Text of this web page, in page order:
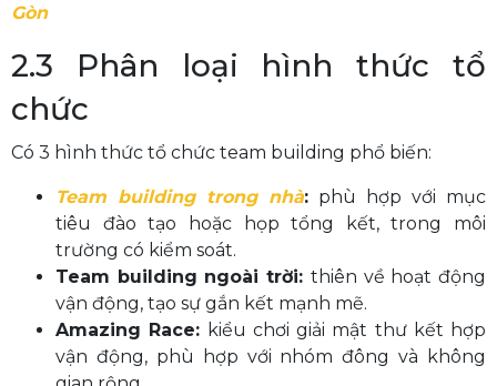
Gòn
2.3 Phân loại hình thức tổ
chức
Có 3 hình thức tổ chức team building phổ biến:
Team building trong nhà: phù hợp với mục
tiêu đào tạo hoặc họp tổng kết, trong môi
trường có kiểm soát.
Team building ngoài trời: thiên về hoạt động
vận động, tạo sự gắn kết mạnh mẽ.
Amazing Race: kiểu chơi giải mật thư kết hợp
vận động, phù hợp với nhóm đông và không